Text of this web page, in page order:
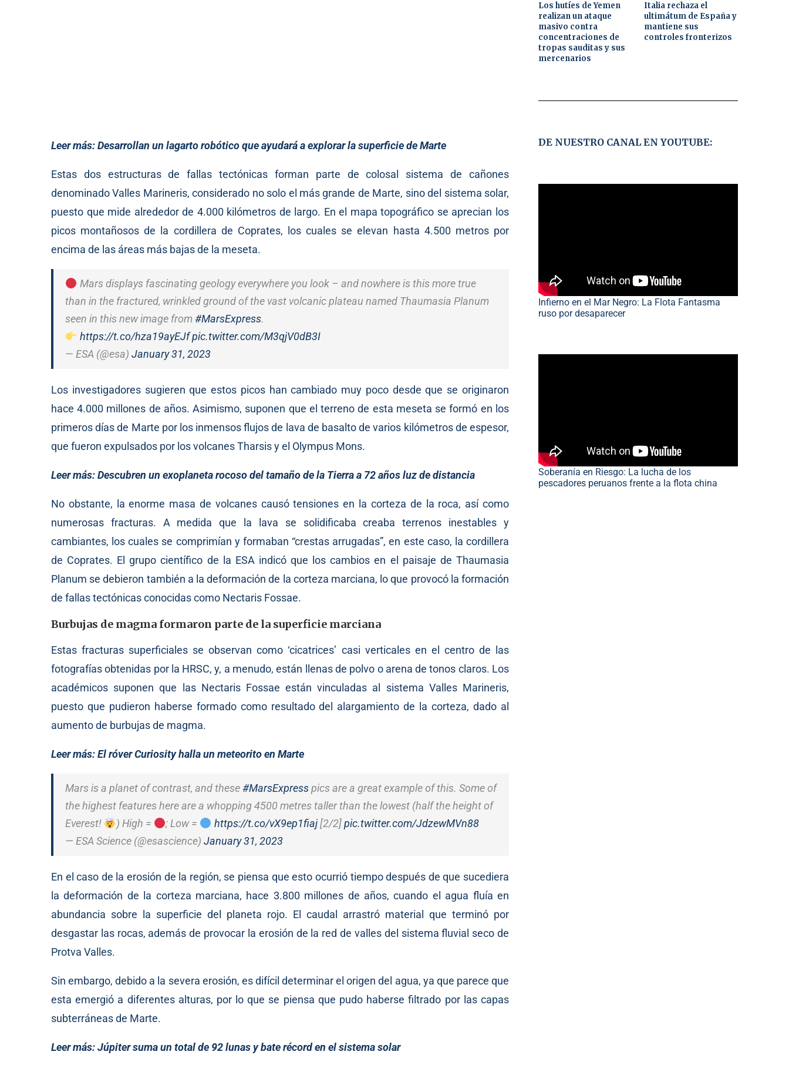
Leer más:Desarrollan un lagarto robótico que ayudará a explorar la superficie de Marte
Estas dos estructuras de fallas tectónicas forman parte de colosal sistema de cañones
denominado Valles Marineris, considerado no solo el más grande de Marte, sino del sistema solar,
puesto que mide alrededor de 4.000 kilómetros de largo. En el mapa topográfico se aprecian los
picos montañosos de la cordillera de Coprates, los cuales se elevan hasta 4.500 metros por
encima de las áreas más bajas de la meseta.
Mars displays fascinating geology everywhere you look – and nowhere is this more true
than in the fractured, wrinkled ground of the vast volcanic plateau named Thaumasia Planum
seen in this new image from#MarsExpress.
https://t.co/hza19ayEJf pic.twitter.com/M3qjV0dB3I
— ESA (@esa) January 31, 2023
Los investigadores sugieren que estos picos han cambiado muy poco desde que se originaron
hace 4.000 millones de años. Asimismo, suponen que el terreno de esta meseta se formó en los
primeros días de Marte por los inmensos flujos de lava de basalto de varios kilómetros de espesor,
que fueron expulsados por los volcanes Tharsis y el Olympus Mons.
Leer más:Descubren un exoplaneta rocoso del tamaño de la Tierra a 72 años luz de distancia
No obstante, la enorme masa de volcanes causó tensiones en la corteza de la roca, así como
numerosas fracturas. A medida que la lava se solidificaba creaba terrenos inestables y
cambiantes, los cuales se comprimían y formaban “crestas arrugadas”, en este caso, la cordillera
de Coprates. El grupo científico de la ESA indicó que los cambios en el paisaje de Thaumasia
Planum se debieron también a la deformación de la corteza marciana, lo que provocó la formación
de fallas tectónicas conocidas como Nectaris Fossae.
Burbujas de magma formaron parte de la superficie marciana
Estas fracturas superficiales se observan como ‘cicatrices’ casi verticales en el centro de las
fotografías obtenidas por la HRSC, y, a menudo, están llenas de polvo o arena de tonos claros. Los
académicos suponen que las Nectaris Fossae están vinculadas al sistema Valles Marineris,
puesto que pudieron haberse formado como resultado del alargamiento de la corteza, dado al
aumento de burbujas de magma.
Leer más:El róver Curiosity halla un meteorito en Marte
Mars is a planet of contrast, and these#MarsExpresspics are a great example of this. Some of
the highest features here are a whopping 4500 metres taller than the lowest (half the height of
Everest!
) High = ; Low = https://t.co/vX9ep1fiaj[2/2]pic.twitter.com/JdzewMVn88
— ESA Science (@esascience) January 31, 2023
En el caso de la erosión de la región, se piensa que esto ocurrió tiempo después de que sucediera
la deformación de la corteza marciana, hace 3.800 millones de años, cuando el agua fluía en
abundancia sobre la superficie del planeta rojo. El caudal arrastró material que terminó por
desgastar las rocas, además de provocar la erosión de la red de valles del sistema fluvial seco de
Protva Valles.
Sin embargo, debido a la severa erosión, es difícil determinar el origen del agua, ya que parece que
esta emergió a diferentes alturas, por lo que se piensa que pudo haberse filtrado por las capas
subterráneas de Marte.
Leer más:Júpiter suma un total de 92 lunas y bate récord en el sistema solar
Los hutíes de Yemen
realizan un ataque
masivo contra
concentraciones de
tropas sauditas y sus
mercenarios
Italia rechaza el
ultimátum de España y
mantiene sus
controles fronterizos
DE NUESTRO CANAL EN YOUTUBE:
Infierno en el Mar Negro: La Flota Fantasma
ruso por desaparecer
Soberanía en Riesgo: La lucha de los
pescadores peruanos frente a la flota china